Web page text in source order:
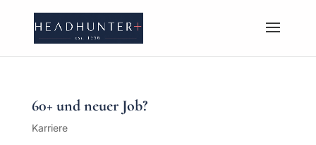
60+ und neuer Job?
Karriere